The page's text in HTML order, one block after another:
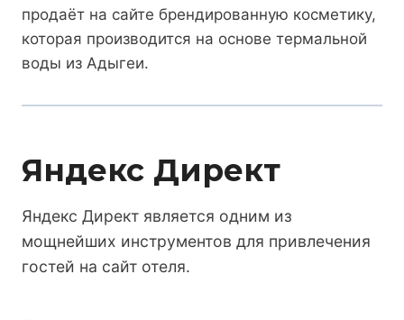
продаёт на сайте брендированную косметику,
которая производится на основе термальной
воды из Адыгеи.
Яндекс Директ
Яндекс Директ является одним из
мощнейших инструментов для привлечения
гостей на сайт отеля.